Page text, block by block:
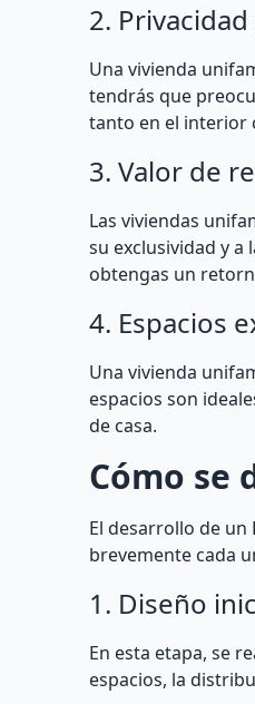
2.
Una vivienda
tendrás que
tanto en el interior
3. Valor de
Las viviendas
su exclusividad y a
obtengas un
4. Espacios
Una vivienda
espacios son
de casa.
Cómo se
El desarrollo de un
brevemente cada
1. Diseño
En esta etapa, se
espacios, la